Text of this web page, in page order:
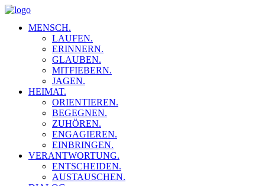
MENSCH.
LAUFEN.
ERINNERN.
GLAUBEN.
MITFIEBERN.
JAGEN.
HEIMAT.
ORIENTIEREN.
BEGEGNEN.
ZUHÖREN.
ENGAGIEREN.
EINBRINGEN.
VERANTWORTUNG.
ENTSCHEIDEN.
AUSTAUSCHEN.